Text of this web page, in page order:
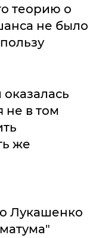
теорию о
не было
не в том
же
Лукашенко